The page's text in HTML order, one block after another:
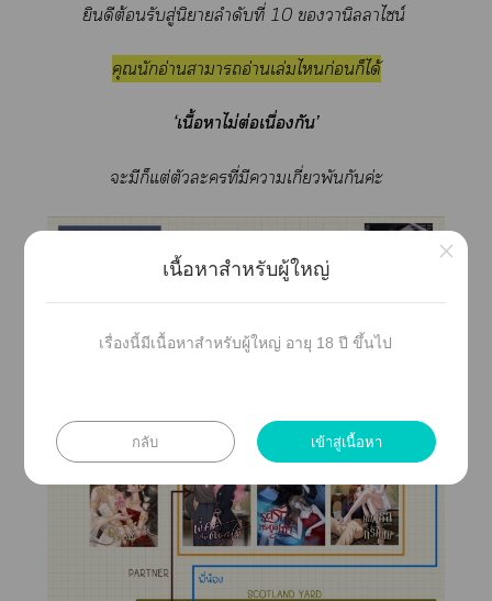
ยินดีต้อนรับสู่นิยายลำดับที่ 10 วานิลาไซน์
คุณนักอ่านาาอ่านเล่มไก่อนก็ได้
‘เนื้อาไม่ต่อเนื่องกัน’
ะมีก็แต่ตัวะที่มีาเกี่ยวพันกันค่ะ
เนื้อหาสำหรับผู้ใหญ่
เรื่องนี้มีเนื้อหาสำหรับผู้ใหญ่ อายุ 18 ปี ขึ้นไป
กลับ เข้าสู่เนื้อหา
×